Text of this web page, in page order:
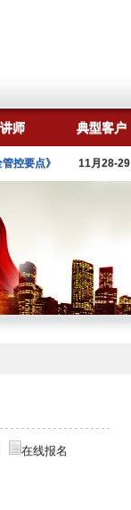
师 典型客户
》 11月28-29日 杭州
在线报名